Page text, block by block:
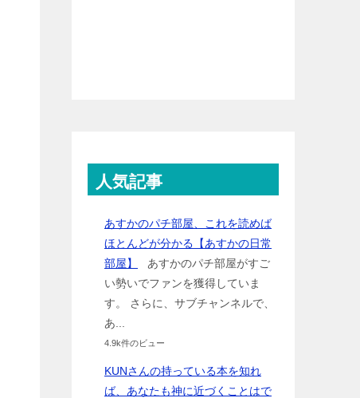
人気記事
あすかのパチ部屋、これを読めば
ほとんどが分かる【あすかの日常
部屋】
あすかのパチ部屋がすご
い勢いでファンを獲得していま
す。 さらに、サブチャンネルで、
あ...
4.9k件のビュー
KUNさんの持っている本を知れ
ば、あなたも神に近づくことはで